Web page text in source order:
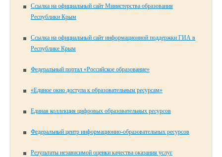
Ссылка на официальный сайт Министерства образования
Республики Крым
Ссылка на официальный сайт информационной поддержки ГИА в
Республике Крым
Федеральный портал «Российское образование»
«Единое окно доступа к образовательным ресурсам»
Единая коллекция цифровых образовательных ресурсов
Федеральный центр информационно-образовательных ресурсов
Результаты независимой оценки качества оказания услуг